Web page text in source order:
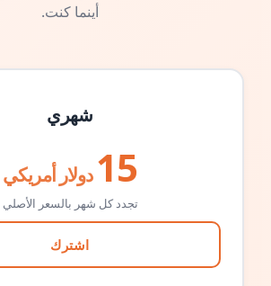
أينما كنت.
شهري
15 دولار أمريكي
تجدد كل شهر بالسعر الأصلي
اشترك